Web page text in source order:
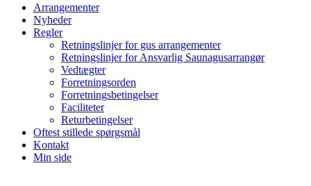
Arrangementer
Nyheder
Regler
Retningslinjer for gus arrangementer
Retningslinjer for Ansvarlig Saunagusarrangør
Vedtægter
Forretningsorden
Forretningsbetingelser
Faciliteter
Returbetingelser
Oftest stillede spørgsmål
Kontakt
Min side